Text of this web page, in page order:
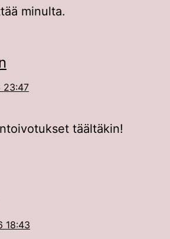
minulta.
23:47
täältäkin!
18:43